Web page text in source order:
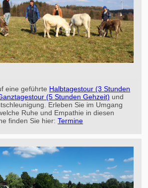
eine geführte Halbtagestour (3 Stunden
(5 Stunden Gehzeit) und
Erleben Sie im Umgang
Ruhe und Empathie in diesen
finden Sie hier:Termine